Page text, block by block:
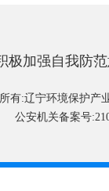
极加强自我防
有:辽宁环境保护产
公安机关备案号